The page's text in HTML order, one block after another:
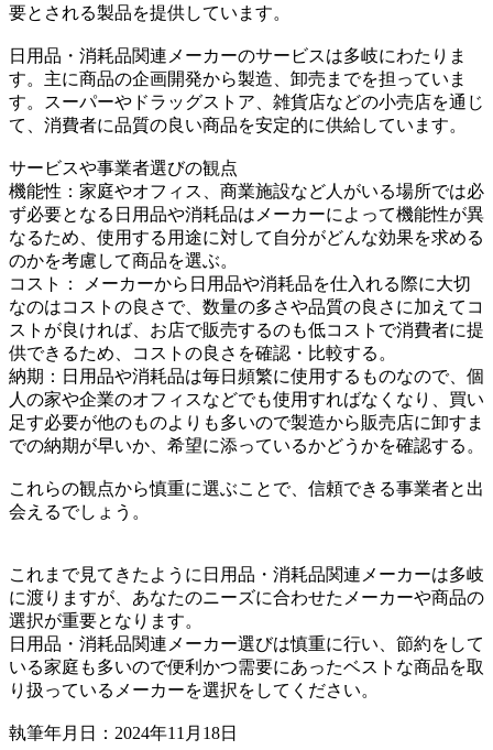
要とされる製品を提供しています。
日用品・消耗品関連メーカーのサービスは多岐にわたりま
す。主に商品の企画開発から製造、卸売までを担っていま
す。スーパーやドラッグストア、雑貨店などの小売店を通じ
て、消費者に品質の良い商品を安定的に供給しています。
サービスや事業者選びの観点
機能性：家庭やオフィス、商業施設など人がいる場所では必
ず必要となる日用品や消耗品はメーカーによって機能性が異
なるため、使用する用途に対して自分がどんな効果を求める
のかを考慮して商品を選ぶ。
コスト： メーカーから日用品や消耗品を仕入れる際に大切
なのはコストの良さで、数量の多さや品質の良さに加えてコ
ストが良ければ、お店で販売するのも低コストで消費者に提
供できるため、コストの良さを確認・比較する。
納期：日用品や消耗品は毎日頻繁に使用するものなので、個
人の家や企業のオフィスなどでも使用すればなくなり、買い
足す必要が他のものよりも多いので製造から販売店に卸すま
での納期が早いか、希望に添っているかどうかを確認する。
これらの観点から慎重に選ぶことで、信頼できる事業者と出
会えるでしょう。
これまで見てきたように日用品・消耗品関連メーカーは多岐
に渡りますが、あなたのニーズに合わせたメーカーや商品の
選択が重要となります。
日用品・消耗品関連メーカー選びは慎重に行い、節約をして
いる家庭も多いので便利かつ需要にあったベストな商品を取
り扱っているメーカーを選択をしてください。
執筆年月日：2024年11月18日